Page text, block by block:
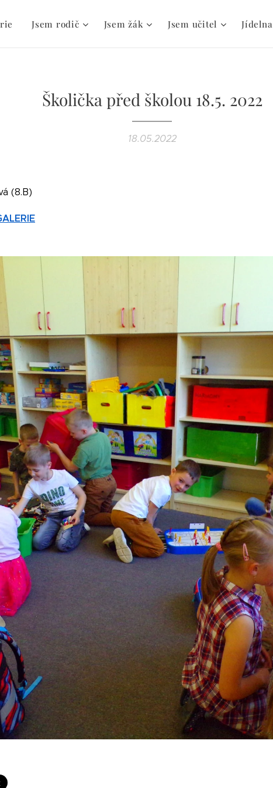
Jsem rodič Jsem žák Jsem učitel Jídelna
Školička před školou 18.5. 2022
18.05.2022
(8.B)